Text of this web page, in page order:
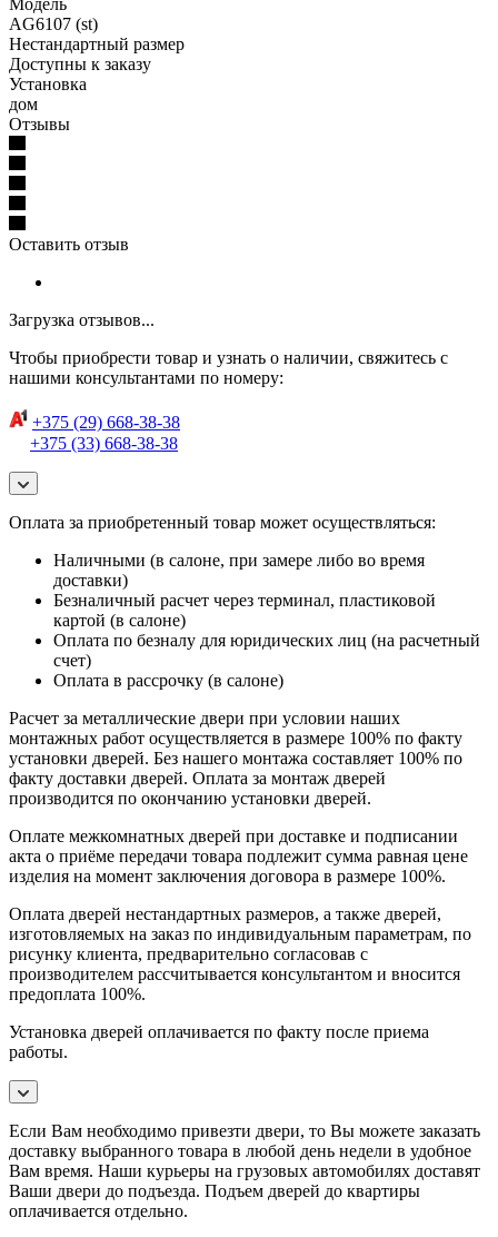
AG6107 (st)
Нестандартный размер
Доступны к заказу
Установка
дом
Отзывы
Оставить отзыв
Загрузка отзывов...
Чтобы приобрести товар и узнать о наличии, свяжитесь с
нашими консультантами по номеру:
+375 (29) 668-38-38
+375 (33) 668-38-38
Оплата за приобретенный товар может осуществляться:
Наличными (в салоне, при замере либо во время
доставки)
Безналичный расчет через терминал, пластиковой
картой (в салоне)
Оплата по безналу для юридических лиц (на расчетный
счет)
Оплата в рассрочку (в салоне)
Расчет за металлические двери при условии наших
монтажных работ осуществляется в размере 100% по факту
установки дверей. Без нашего монтажа составляет 100% по
факту доставки дверей. Оплата за монтаж дверей
производится по окончанию установки дверей.
Оплате межкомнатных дверей при доставке и подписании
акта о приёме передачи товара подлежит сумма равная цене
изделия на момент заключения договора в размере 100%.
Оплата дверей нестандартных размеров, а также дверей,
изготовляемых на заказ по индивидуальным параметрам, по
рисунку клиента, предварительно согласовав с
производителем рассчитывается консультантом и вносится
предоплата 100%.
Установка дверей оплачивается по факту после приема
работы.
Если Вам необходимо привезти двери, то Вы можете заказать
доставку выбранного товара в любой день недели в удобное
Вам время. Наши курьеры на грузовых автомобилях доставят
Ваши двери до подъезда. Подъем дверей до квартиры
оплачивается отдельно.